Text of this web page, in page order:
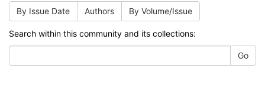
By Issue Date Authors By Volume/Issue
Search within this community and its collections:
Go